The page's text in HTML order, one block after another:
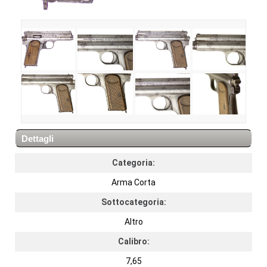
Dettagli
Categoria:
Arma Corta
Sottocategoria:
Altro
Calibro:
7,65